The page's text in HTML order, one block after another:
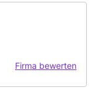
Firma bewerten